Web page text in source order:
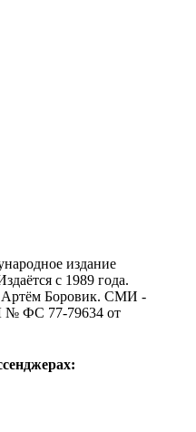
издание
с 1989 года.
Боровик. CМИ -
№ ФС 77-79634 от